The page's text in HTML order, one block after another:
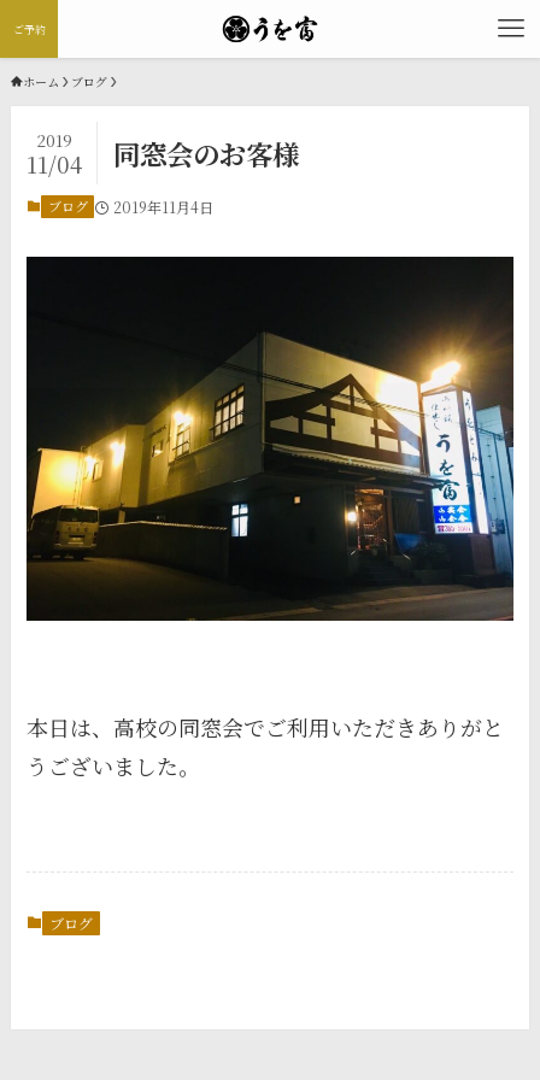
ご予約
ホーム ブログ
同窓会のお客様
2019
11/04
ブログ 2019年11月4日
本日は、高校の同窓会でご利用いただきありがと
うございました。
ブログ